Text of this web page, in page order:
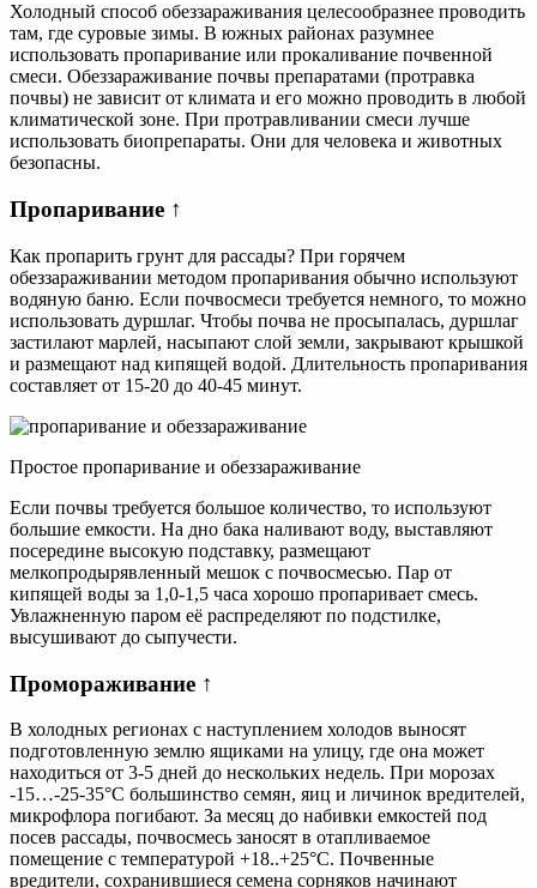
Холодный способ обеззараживания целесообразнее проводить
там, где суровые зимы. В южных районах разумнее
использовать пропаривание или прокаливание почвенной
смеси. Обеззараживание почвы препаратами (протравка
почвы) не зависит от климата и его можно проводить в любой
климатической зоне. При протравливании смеси лучше
использовать биопрепараты. Они для человека и животных
безопасны.
Пропаривание ↑
Как пропарить грунт для рассады? При горячем
обеззараживании методом пропаривания обычно используют
водяную баню. Если почвосмеси требуется немного, то можно
использовать дуршлаг. Чтобы почва не просыпалась, дуршлаг
застилают марлей, насыпают слой земли, закрывают крышкой
и размещают над кипящей водой. Длительность пропаривания
составляет от 15-20 до 40-45 минут.
Простое пропаривание и обеззараживание
Если почвы требуется большое количество, то используют
большие емкости. На дно бака наливают воду, выставляют
посередине высокую подставку, размещают
мелкопродырявленный мешок с почвосмесью. Пар от
кипящей воды за 1,0-1,5 часа хорошо пропаривает смесь.
Увлажненную паром её распределяют по подстилке,
высушивают до сыпучести.
Промораживание ↑
В холодных регионах с наступлением холодов выносят
подготовленную землю ящиками на улицу, где она может
находиться от 3-5 дней до нескольких недель. При морозах
-15…-25-35°С большинство семян, яиц и личинок вредителей,
микрофлора погибают. За месяц до набивки емкостей под
посев рассады, почвосмесь заносят в отапливаемое
помещение с температурой +18..+25°С. Почвенные
вредители, сохранившиеся семена сорняков начинают